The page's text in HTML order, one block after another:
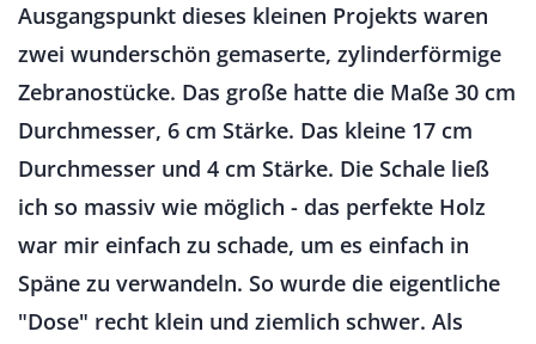
Ausgangspunkt dieses kleinen Projekts waren
zwei wunderschön gemaserte, zylinderförmige
Zebranostücke. Das große hatte die Maße 30 cm
Durchmesser, 6 cm Stärke. Das kleine 17 cm
Durchmesser und 4 cm Stärke. Die Schale ließ
ich so massiv wie möglich - das perfekte Holz
war mir einfach zu schade, um es einfach in
Späne zu verwandeln. So wurde die eigentliche
"Dose" recht klein und ziemlich schwer. Als